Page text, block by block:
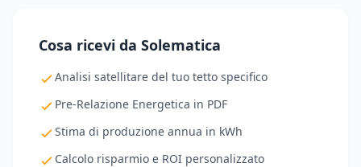
Cosa ricevi da Solematica
Analisi satellitare del tuo tetto specifico
Pre-Relazione Energetica in PDF
Stima di produzione annua in kWh
Calcolo risparmio e ROI personalizzato